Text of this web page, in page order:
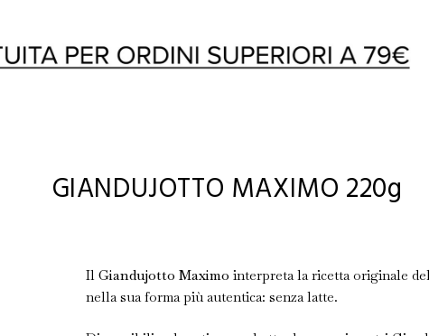
GIANDUJOTTO MAXIMO 220g
Il Giandujotto Maximo interpreta la ricetta originale
nella sua forma più autentica: senza latte.